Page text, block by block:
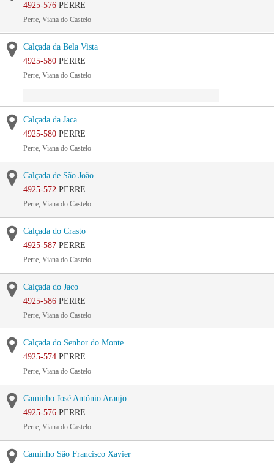
4925-576 PERRE
Perre, Viana do Castelo
Calçada da Bela Vista
4925-580 PERRE
Perre, Viana do Castelo
Calçada da Jaca
4925-580 PERRE
Perre, Viana do Castelo
Calçada de São João
4925-572 PERRE
Perre, Viana do Castelo
Calçada do Crasto
4925-587 PERRE
Perre, Viana do Castelo
Calçada do Jaco
4925-586 PERRE
Perre, Viana do Castelo
Calçada do Senhor do Monte
4925-574 PERRE
Perre, Viana do Castelo
Caminho José António Araujo
4925-576 PERRE
Perre, Viana do Castelo
Caminho São Francisco Xavier